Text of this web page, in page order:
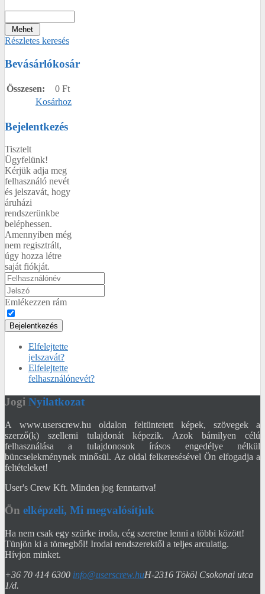
Részletes keresés
Bevásárlókosár
Összesen:
0 Ft
Kosárhoz
Bejelentkezés
Tisztelt
Ügyfelünk!
Kérjük adja meg
felhasználó nevét
és jelszavát, hogy
áruházi
rendszerünkbe
beléphessen.
Amennyiben még
nem regisztrált,
úgy hozza létre
saját fiókját.
Emlékezzen rám
Bejelentkezés
Elfelejtette
jelszavát?
Elfelejtette
felhasználónevét?
Jogi Nyilatkozat
A www.userscrew.hu oldalon feltüntetett képek, szövegek a
szerző(k) szellemi tulajdonát képezik. Azok bámilyen célú
felhasználása a tulajdonosok írásos engedélye nélkül
büncselekménynek minősül. Az oldal felkeresésével Ön elfogadja a
feltételeket!
User's Crew Kft. Minden jog fenntartva!
Ön elképzeli, Mi megvalósítjuk
Ha nem csak egy szürke iroda, cég szeretne lenni a többi között!
Tünjön ki a tömegből! Irodai rendszerektől a teljes arculatig.
Hívjon minket.
+36 70 414 6300 info@userscrew.huH-2316 Tököl Csokonai utca
1/d.